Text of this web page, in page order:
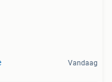
Vandaag